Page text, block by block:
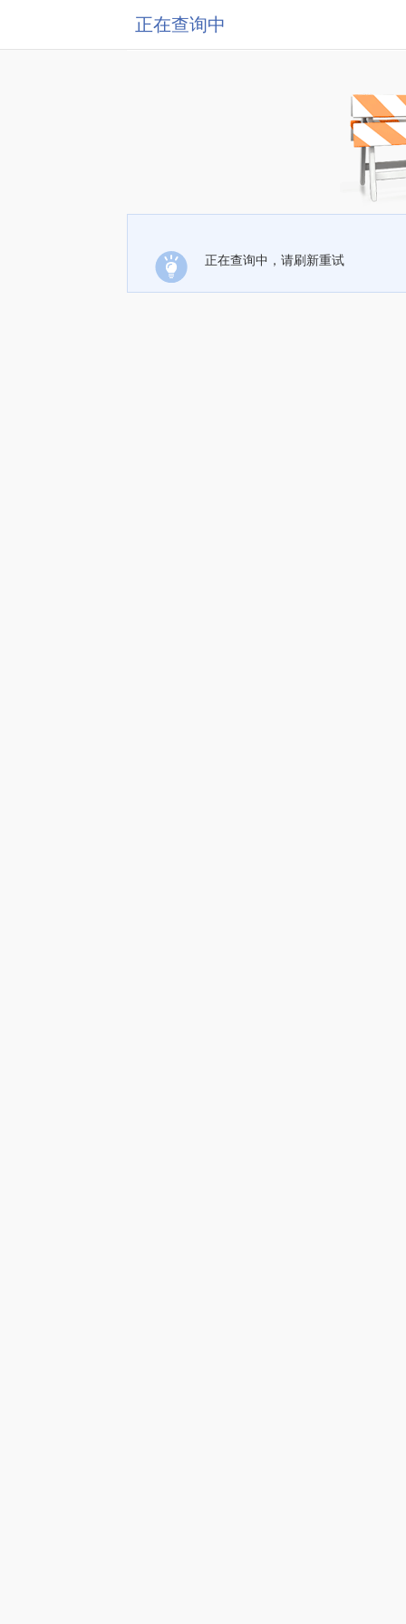
正在查询中
正在查询中，请刷新重试